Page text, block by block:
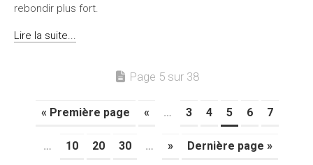
rebondir plus fort.
Lire la suite...
Page 5 sur 38
« Première page « … 3 4 5 6 7
… 10 20 30 … » Dernière page »